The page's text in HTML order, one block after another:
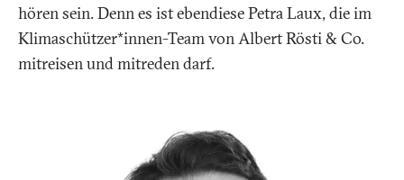
hören sein. Denn es ist ebendiese Petra Laux, die im
Klimaschützer*innen-Team von Albert Rösti & Co.
mitreisen und mitreden darf.